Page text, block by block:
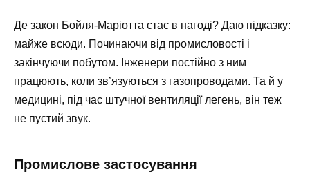
Де закон Бойля-Маріотта стає в нагоді? Даю підказку:
майже всюди. Починаючи від промисловості і
закінчуючи побутом. Інженери постійно з ним
працюють, коли зв’язуються з газопроводами. Та й у
медицині, під час штучної вентиляції легень, він теж
не пустий звук.
Промислове застосування